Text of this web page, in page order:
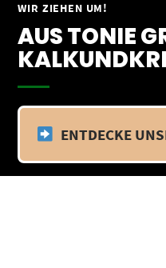
WIR ZIEHEN UM!
AUS TONIE
ENTDECKE
Springe
Inhalt
Vom 09.04.25 - 20.04.25
Zeitraum findet